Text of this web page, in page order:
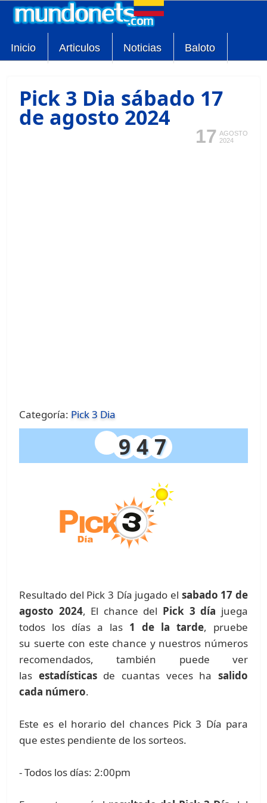
Inicio Articulos Noticias Baloto
Pick 3 Dia sábado 17
de agosto 2024
17 AGOSTO
2024
Categoría: Pick 3 Dia
9 4 7
Resultado del Pick 3 Día jugado el sabado 17 de
agosto 2024, El chance del Pick 3 día juega
todos los días a las 1 de la tarde, pruebe
su suerte con este chance y nuestros números
recomendados, también puede ver
las estadísticasde cuantas veces ha salido
cada número.
Este es el horario del chances Pick 3 Día para
que estes pendiente de los sorteos.
- Todos los días: 2:00pm